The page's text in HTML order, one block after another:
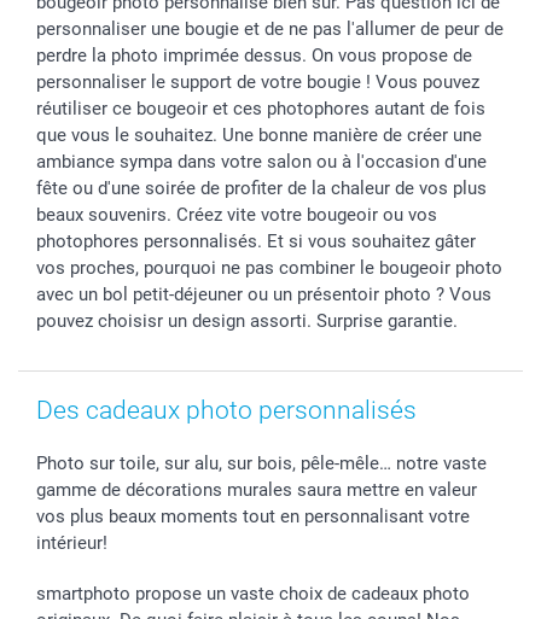
Droit de rétractation
Collection naissance
Tous les évènements
Plan du site
Statut de ma commande
smarfriends
smartgarantie
smartbonus
personnaliser une bougie et de ne pas l'allumer de peur de
perdre la photo imprimée dessus. On vous propose de
personnaliser le support de votre bougie ! Vous pouvez
réutiliser ce bougeoir et ces photophores autant de fois
que vous le souhaitez. Une bonne manière de créer une
ambiance sympa dans votre salon ou à l'occasion d'une
fête ou d'une soirée de profiter de la chaleur de vos plus
beaux souvenirs. Créez vite votre bougeoir ou vos
photophores personnalisés. Et si vous souhaitez gâter
vos proches, pourquoi ne pas combiner le bougeoir photo
avec un bol petit-déjeuner ou un présentoir photo ? Vous
pouvez choisisr un design assorti. Surprise garantie.
Des cadeaux photo personnalisés
Photo sur toile, sur alu, sur bois, pêle-mêle… notre vaste
gamme de décorations murales saura mettre en valeur
vos plus beaux moments tout en personnalisant votre
intérieur!
smartphoto propose un vaste choix de cadeaux photo